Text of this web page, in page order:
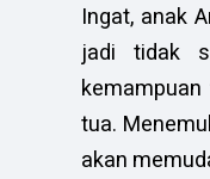
Ingat, anak
jadi tidak
tua.
akan